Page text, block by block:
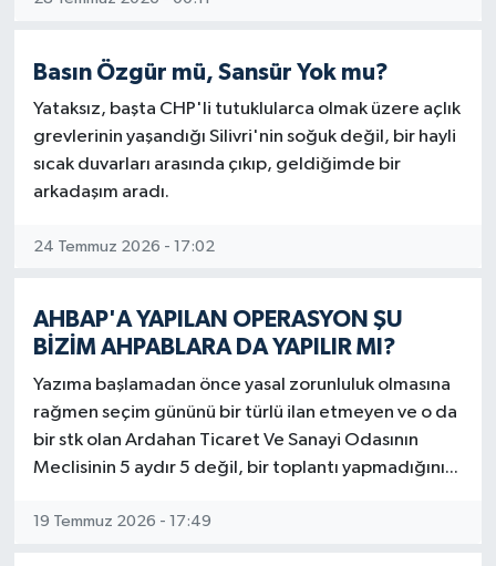
Basın Özgür mü, Sansür Yok mu?
Yataksız, başta CHP'li tutuklularca olmak üzere açlık
grevlerinin yaşandığı Silivri'nin soğuk değil, bir hayli
sıcak duvarları arasında çıkıp, geldiğimde bir
arkadaşım aradı.
24 Temmuz 2026 - 17:02
AHBAP'A YAPILAN OPERASYON ŞU
BİZİM AHPABLARA DA YAPILIR MI?
Yazıma başlamadan önce yasal zorunluluk olmasına
rağmen seçim gününü bir türlü ilan etmeyen ve o da
bir stk olan Ardahan Ticaret Ve Sanayi Odasının
Meclisinin 5 aydır 5 değil, bir toplantı yapmadığını...
19 Temmuz 2026 - 17:49